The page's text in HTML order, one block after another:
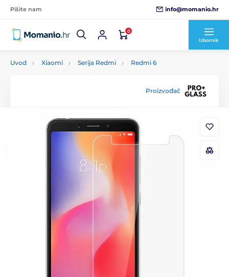
Pišite nam info@momanio.hr
0
Izbornik
Uvod Xiaomi Serija Redmi Redmi 6
Proizvođač